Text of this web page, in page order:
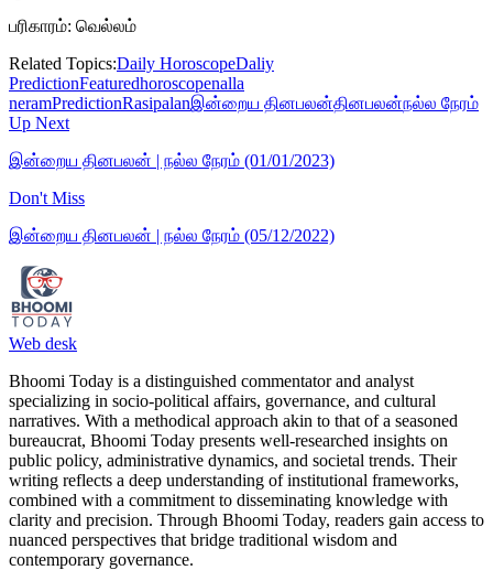
பரிகாரம்: வெல்லம்
Related Topics:Daily HoroscopeDaliy
PredictionFeaturedhoroscopenalla
neramPredictionRasipalanஇன்றைய தினபலன்தினபலன்நல்ல நேரம்
Up Next
இன்றைய தினபலன் | நல்ல நேரம் (01/01/2023)
Don't Miss
இன்றைய தினபலன் | நல்ல நேரம் (05/12/2022)
Web desk
Bhoomi Today is a distinguished commentator and analyst
specializing in socio-political affairs, governance, and cultural
narratives. With a methodical approach akin to that of a seasoned
bureaucrat, Bhoomi Today presents well-researched insights on
public policy, administrative dynamics, and societal trends. Their
writing reflects a deep understanding of institutional frameworks,
combined with a commitment to disseminating knowledge with
clarity and precision. Through Bhoomi Today, readers gain access to
nuanced perspectives that bridge traditional wisdom and
contemporary governance.